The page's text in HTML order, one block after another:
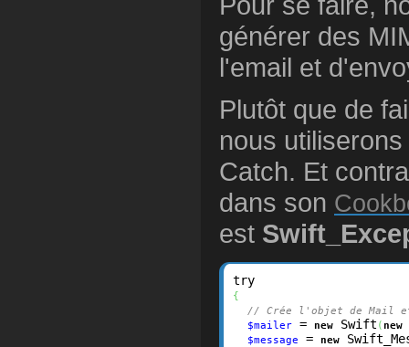
générer des
l'email et
Plutôt que de
nous
Catch. Et
dans son
est
{
// Crée l'objet de Mail et
$mailer
= new Swift ( new
$message = new